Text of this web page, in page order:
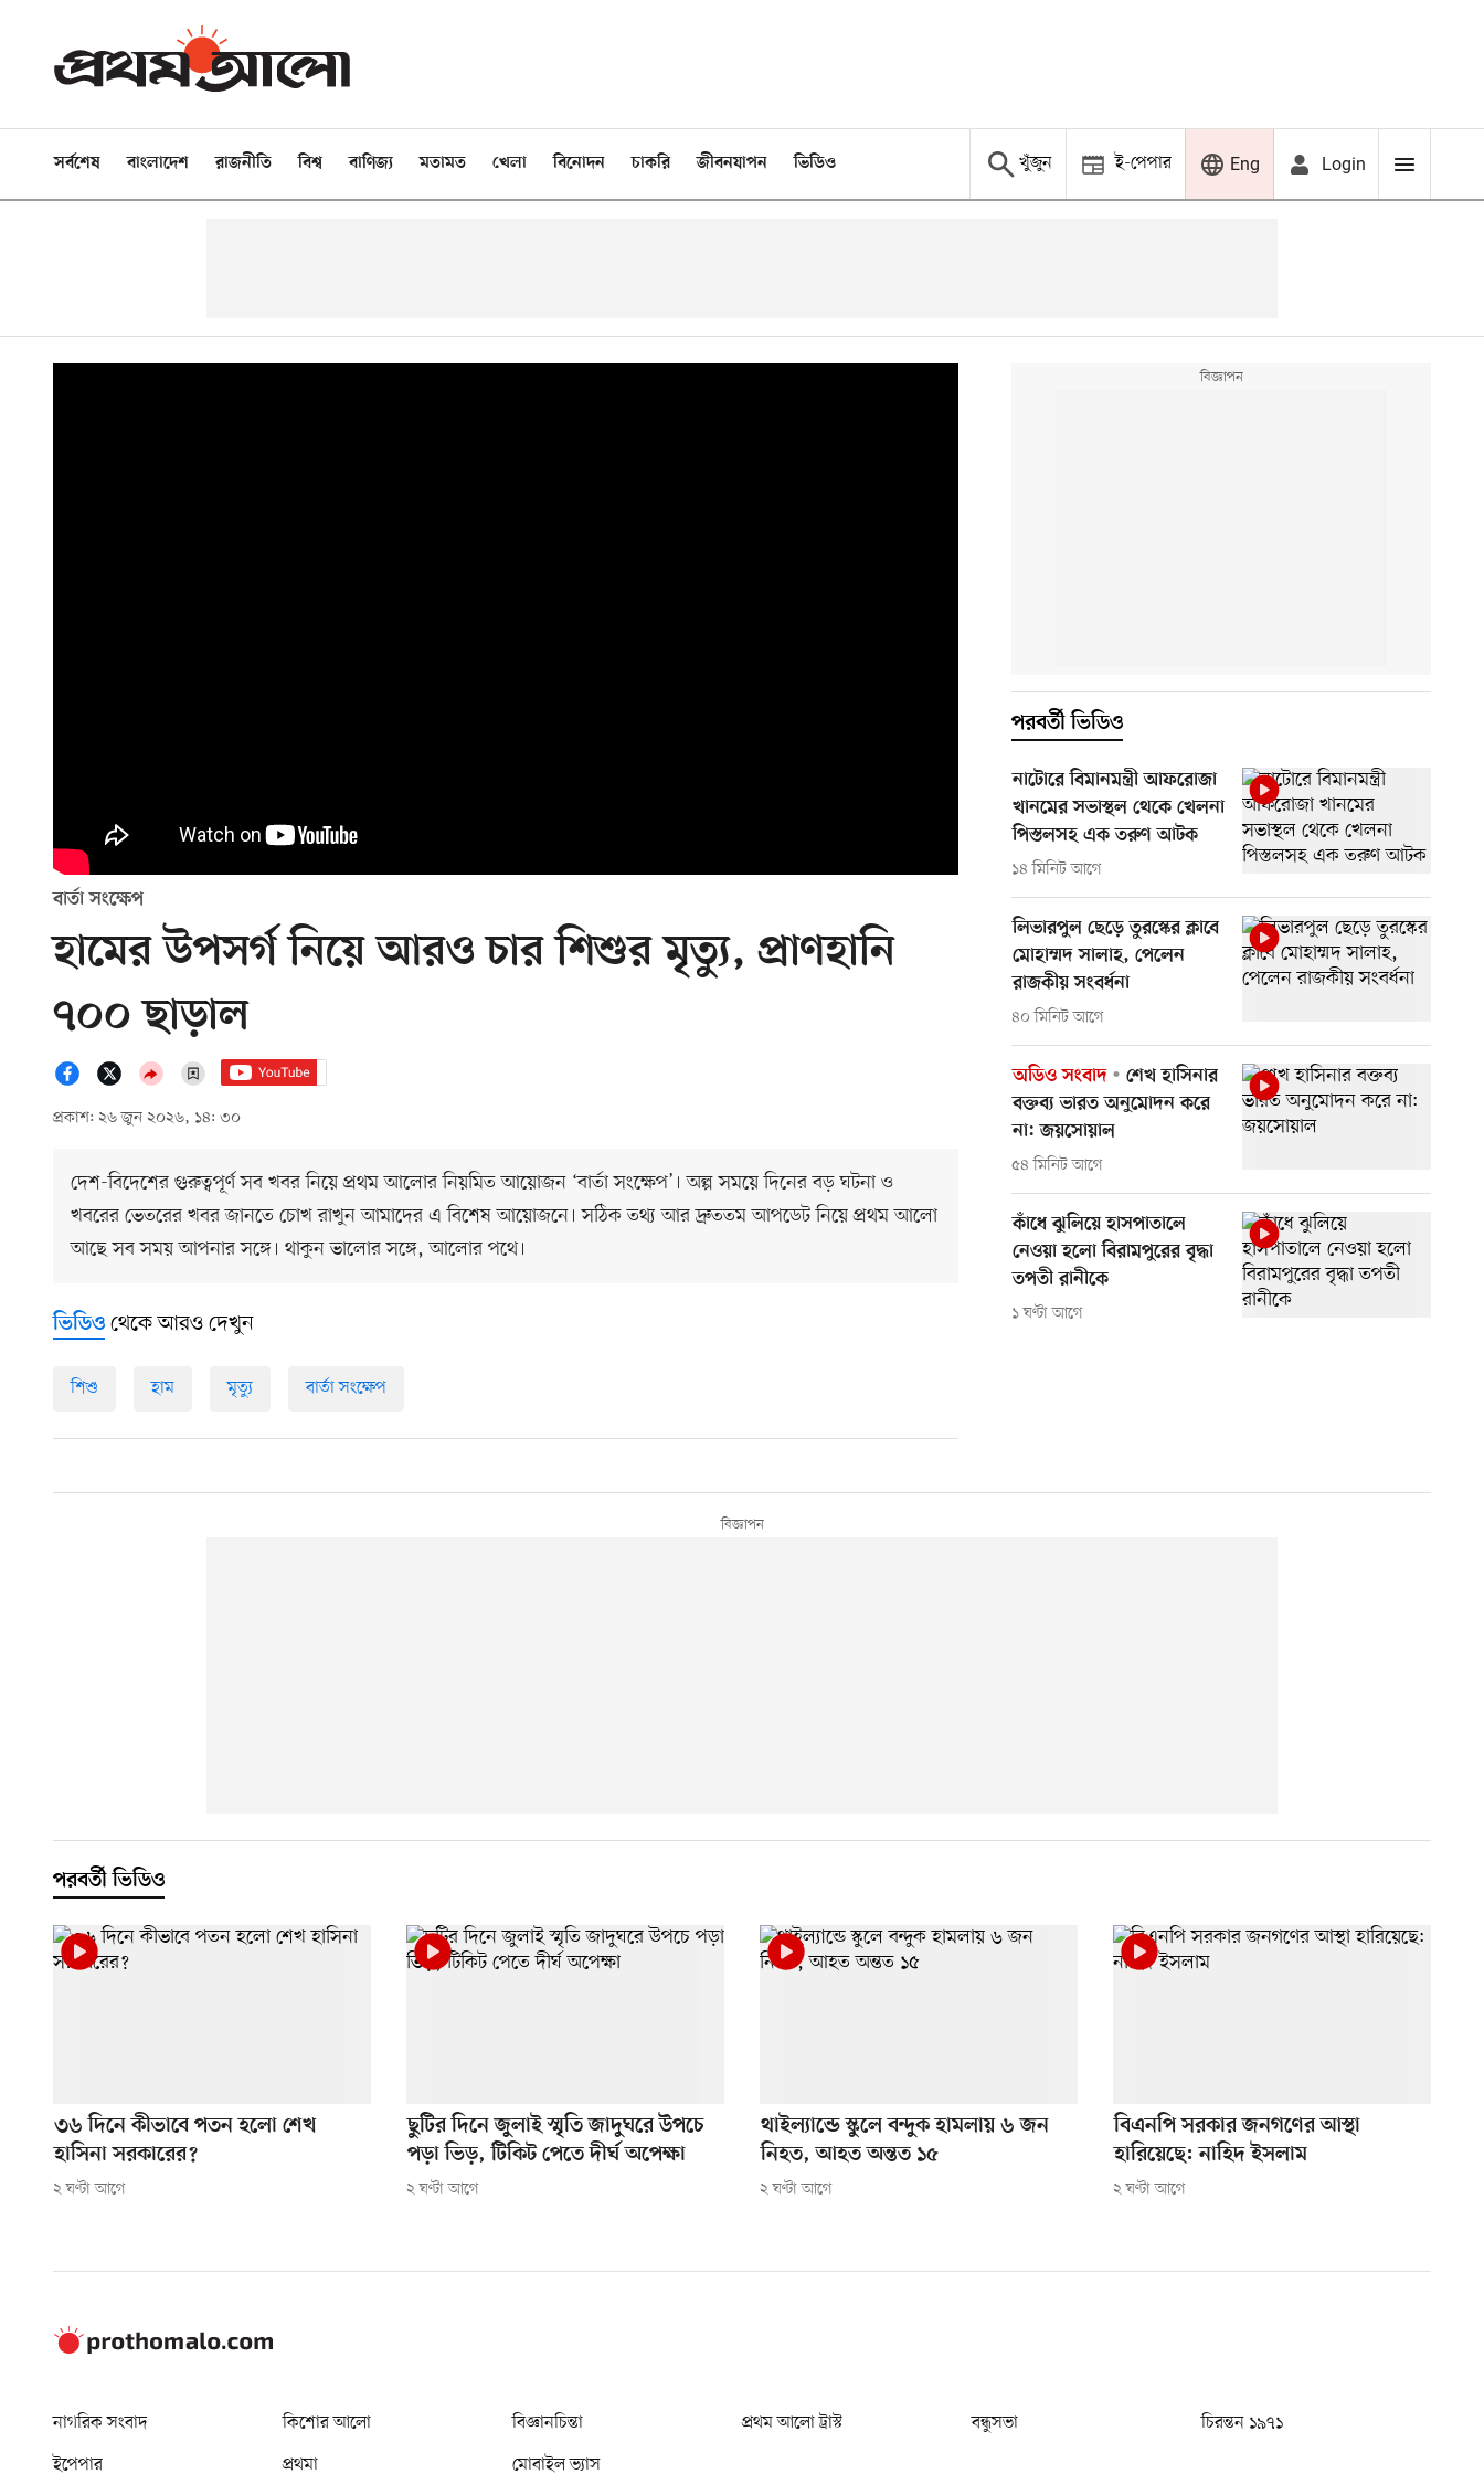
সর্বশেষ বাংলাদেশ রাজনীতি বিশ্ব বাণিজ্য মতামত খেলা বিনোদন চাকরি জীবনযাপন ভিডিও খুঁজুন ই-পেপার Eng Login
বার্তা সংক্ষেপ
হামের উপসর্গ নিয়ে আরও চার শিশুর মৃত্যু, প্রাণহানি
৭০০ ছাড়াল
প্রকাশ: ২৬ জুন ২০২৬, ১৪: ৩০
দেশ-বিদেশের গুরুত্বপূর্ণ সব খবর নিয়ে প্রথম আলোর নিয়মিত আয়োজন ‘বার্তা সংক্ষেপ’। অল্প সময়ে দিনের বড় ঘটনা ও
খবরের ভেতরের খবর জানতে চোখ রাখুন আমাদের এ বিশেষ আয়োজনে। সঠিক তথ্য আর দ্রুততম আপডেট নিয়ে প্রথম আলো
আছে সব সময় আপনার সঙ্গে। থাকুন ভালোর সঙ্গে, আলোর পথে।
পরবর্তী ভিডিও
নাটোরে বিমানমন্ত্রী আফরোজা
খানমের সভাস্থল থেকে খেলনা
পিস্তলসহ এক তরুণ আটক
১৪ মিনিট আগে
লিভারপুল ছেড়ে তুরস্কের ক্লাবে
মোহাম্মদ সালাহ, পেলেন
রাজকীয় সংবর্ধনা
৪০ মিনিট আগে
অডিও সংবাদ
শেখ হাসিনার
বক্তব্য ভারত অনুমোদন করে
না: জয়সোয়াল
৫৪ মিনিট আগে
কাঁধে ঝুলিয়ে হাসপাতালে
নেওয়া হলো বিরামপুরের বৃদ্ধা
তপতী রানীকে
১ ঘণ্টা আগে
ভিডিও থেকে আরও দেখুন
শিশু হাম মৃত্যু বার্তা সংক্ষেপ
পরবর্তী ভিডিও
৩৬ দিনে কীভাবে পতন হলো শেখ
হাসিনা সরকারের?
২ ঘণ্টা আগে
ছুটির দিনে জুলাই স্মৃতি জাদুঘরে উপচে
পড়া ভিড়, টিকিট পেতে দীর্ঘ অপেক্ষা
২ ঘণ্টা আগে
থাইল্যান্ডে স্কুলে বন্দুক হামলায় ৬ জন
নিহত, আহত অন্তত ১৫
২ ঘণ্টা আগে
বিএনপি সরকার জনগণের আস্থা
হারিয়েছে: নাহিদ ইসলাম
২ ঘণ্টা আগে
নাগরিক সংবাদ কিশোর আলো বিজ্ঞানচিন্তা প্রথম আলো ট্রাস্ট বন্ধুসভা
চিরন্তন ১৯৭১
ইপেপার
প্রথমা মোবাইল ভ্যাস